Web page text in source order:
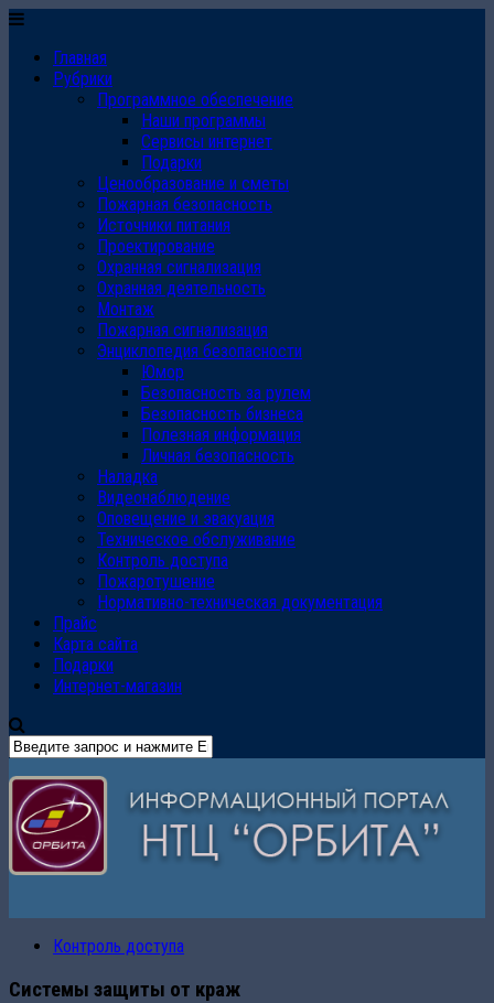
Главная
Рубрики
Программное обеспечение
Наши программы
Сервисы интернет
Подарки
Ценообразование и сметы
Пожарная безопасность
Источники питания
Проектирование
Охранная сигнализация
Охранная деятельность
Монтаж
Пожарная сигнализация
Энциклопедия безопасности
Юмор
Безопасность за рулем
Безопасность бизнеса
Полезная информация
Личная безопасность
Наладка
Видеонаблюдение
Оповещение и эвакуация
Техническое обслуживание
Контроль доступа
Пожаротушение
Нормативно-техническая документация
Прайс
Карта сайта
Подарки
Интернет-магазин
Контроль доступа
Системы защиты от краж